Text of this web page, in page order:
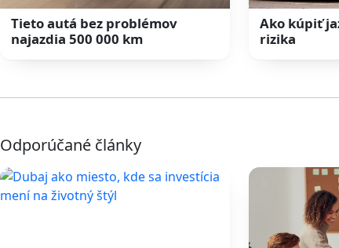
Tieto autá bez problémov
najazdia 500 000 km
Ako kúpiť
rizika
Odporúčané články